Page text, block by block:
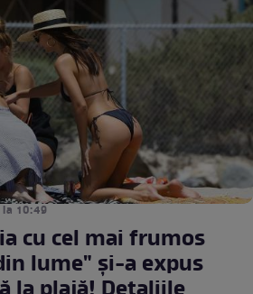
la 10:49
cu cel mai frumos
lume" și-a expus